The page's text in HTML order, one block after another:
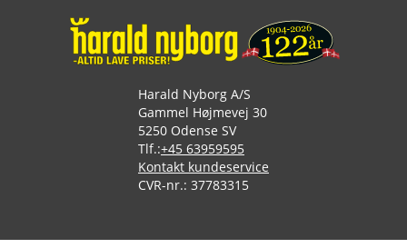
Harald Nyborg A/S
Gammel Højmevej 30
5250 Odense SV
Tlf.:+45 63959595
Kontakt kundeservice
CVR-nr.: 37783315